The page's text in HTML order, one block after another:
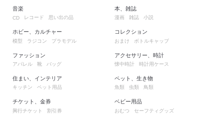
音楽
CD レコード 思い出の品
ホビー、カルチャー
模型 ラジコン プラモデル
ファッション
アパレル 靴 バッグ
住まい、インテリア
キッチン ペット用品
チケット、金券
興行チケット 割引券
本、雑誌
漫画 雑誌 小説
コレクション
おまけ ボトルキャップ
アクセサリー、時計
懐中時計 時計用ケース
ペット、生き物
魚類 虫類 鳥類
ベビー用品
おむつ セーフティグッズ